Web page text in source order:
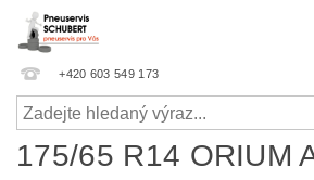
+420 603 549 173
175/65 R14 ORIUM